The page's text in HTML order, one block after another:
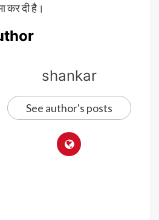
कर दी है।
shankar
See author's posts